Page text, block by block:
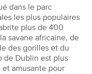
dans le parc
les plus populaires
plus de 400
savane africaine, de
des gorilles et du
de Dublin est plus
amusante pour